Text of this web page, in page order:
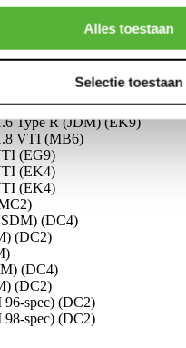
Alles toestaan
Selectie toestaan
VTEC (EE9/EF9)
VTI (EG6)
VTI (EK4)
Type R (JDM) (EK9)
VTI (EK4)
Type R (JDM) (EK9)
VTI (MB6)
(EG9)
(EK4)
(EK4)
(DC4)
(DC2)
(DC4)
(DC2)
96-spec) (DC2)
98-spec) (DC2)